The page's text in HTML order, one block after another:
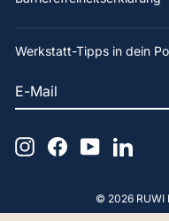
Werkstatt-Tipps in dein
E-
MAIL
ABONNIEREN
InstagramFacebook
YouTube
© 2026 RUWI